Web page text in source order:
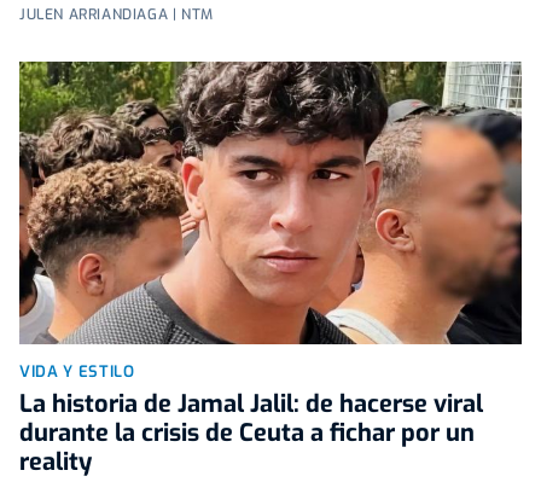
JULEN ARRIANDIAGA | NTM
VIDA Y ESTILO
La historia de Jamal Jalil: de hacerse viral
durante la crisis de Ceuta a fichar por un
reality